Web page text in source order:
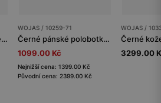
Černé celoroční pánské tenisky z hladké kůže
WOJAS / 10259-71
Černé pánské polobotky z kombinované kůže
1099.00 Kč
Nejnižší cena: 1399.00 Kč
Původní cena: 2399.00 Kč
WOJAS /
3299.00